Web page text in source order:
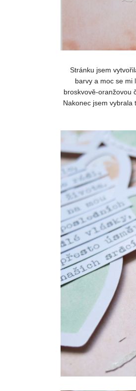
Stránku jsem
barvy a moc se mi
broskvově-oranžovou
Nakonec jsem